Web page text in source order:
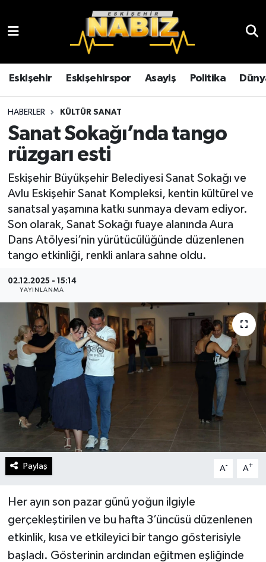
Eskişehir Eskişehirspor Asayiş Politika
HABERLER KÜLTÜR SANAT
Sanat Sokağı’nda tango
rüzgarı esti
Eskişehir Büyükşehir Belediyesi Sanat Sokağı ve
Avlu Eskişehir Sanat Kompleksi, kentin kültürel ve
sanatsal yaşamına katkı sunmaya devam ediyor.
Son olarak, Sanat Sokağı fuaye alanında Aura
Dans Atölyesi’nin yürütücülüğünde düzenlenen
tango etkinliği, renkli anlara sahne oldu.
02.12.2025 - 15:14
YAYINLANMA
Paylaş A- A+
Her ayın son pazar günü yoğun ilgiyle
gerçekleştirilen ve bu hafta 3’üncüsü düzenlenen
etkinlik, kısa ve etkileyici bir tango gösterisiyle
başladı. Gösterinin ardından eğitmen eşliğinde
Çevre
Eğitim
Ekonomi
Eskişehir
Eskişehirspor
Genel
Gündem
Kültür Sanat
Magazin
Politika
Sağlık
Spor
Teknoloji
Yaşam
Eskişehir Hava Durumu
Eskişehir Trafik Yoğunluk Haritası
TFF 3.Lig 4.Grup Puan Durumu ve Fikstür
Tüm Manşetler
Son Dakika Haberleri
Haber Arşivi